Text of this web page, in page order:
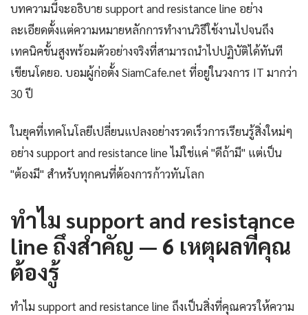
บทความนี้จะอธิบาย support and resistance line อย่าง
ละเอียดตั้งแต่ความหมายหลักการทำงานวิธีใช้งานไปจนถึง
เทคนิคขั้นสูงพร้อมตัวอย่างจริงที่สามารถนำไปปฏิบัติได้ทันที
เขียนโดยอ. บอมผู้ก่อตั้ง SiamCafe.net ที่อยู่ในวงการ IT มากว่า
30 ปี
ในยุคที่เทคโนโลยีเปลี่ยนแปลงอย่างรวดเร็วการเรียนรู้สิ่งใหม่ๆ
อย่าง support and resistance line ไม่ใช่แค่ "ดีถ้ามี" แต่เป็น
"ต้องมี" สำหรับทุกคนที่ต้องการก้าวทันโลก
ทำไม support and resistance
line ถึงสำคัญ — 6 เหตุผลที่คุณ
ต้องรู้
ทำไม support and resistance line ถึงเป็นสิ่งที่คุณควรให้ความ